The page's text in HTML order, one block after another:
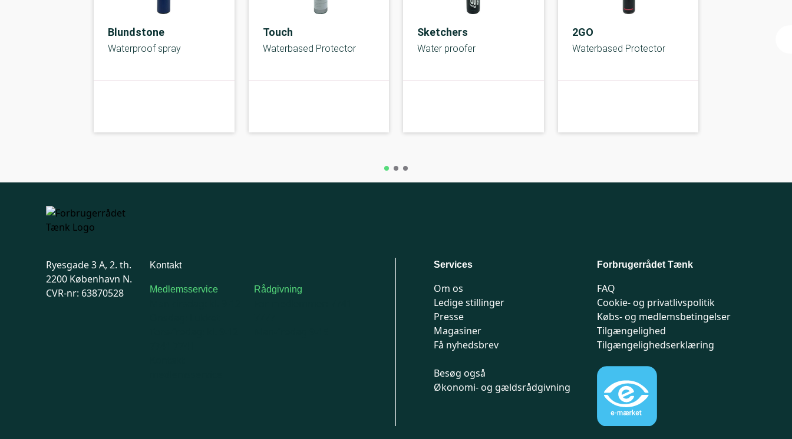
Blundstone
Waterproof spray
Touch
Waterbased Protector
Sketchers
Water proofer
2GO
Waterbased Protector
Ryesgade 3 A, 2. th.
2200 København N.
CVR-nr: 63870528
Kontakt
Medlemsservice Rådgivning
Services
Om os
Ledige stillinger
Presse
Magasiner
Få nyhedsbrev
Besøg også
Økonomi- og gældsrådgivning
Forbrugerrådet Tænk
FAQ
Cookie- og privatlivspolitik
Købs- og medlemsbetingelser
Tilgængelighed
Tilgængelighedserklæring